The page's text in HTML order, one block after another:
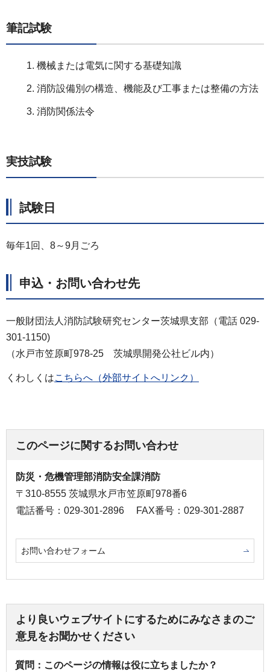
筆記試験
機械または電気に関する基礎知識
消防設備別の構造、機能及び工事または整備の方法
消防関係法令
実技試験
試験日
毎年1回、8～9月ごろ
申込・お問い合わせ先
一般財団法人消防試験研究センター茨城県支部（電話 029-
301-1150)
（水戸市笠原町978-25 茨城県開発公社ビル内）
くわしくはこちらへ（外部サイトへリンク）
このページに関するお問い合わせ
防災・危機管理部消防安全課消防
〒310-8555 茨城県水戸市笠原町978番6
電話番号：029-301-2896
FAX番号：029-301-2887
お問い合わせフォーム
より良いウェブサイトにするためにみなさまのご
意見をお聞かせください
質問：このページの情報は役に立ちましたか？